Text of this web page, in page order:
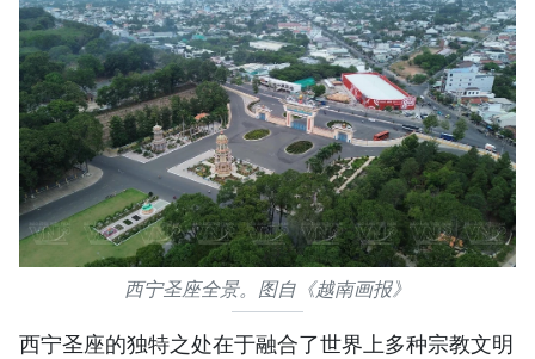
西宁圣座全景。图自《越南画报》
西宁圣座的独特之处在于融合了世界上多种宗教文明